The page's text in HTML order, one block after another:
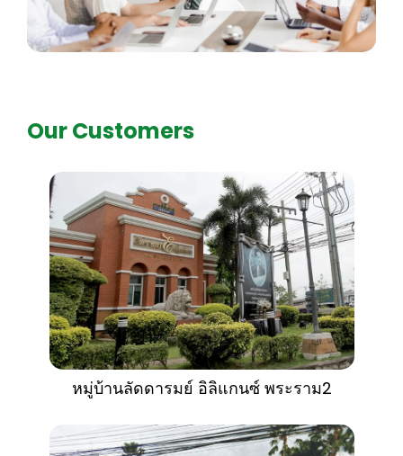
Our Customers
หมู่บ้านลัดดารมย์ อิลิแกนซ์ พระราม2